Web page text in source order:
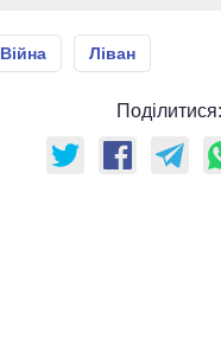
Війна Ліван
Поділитися: